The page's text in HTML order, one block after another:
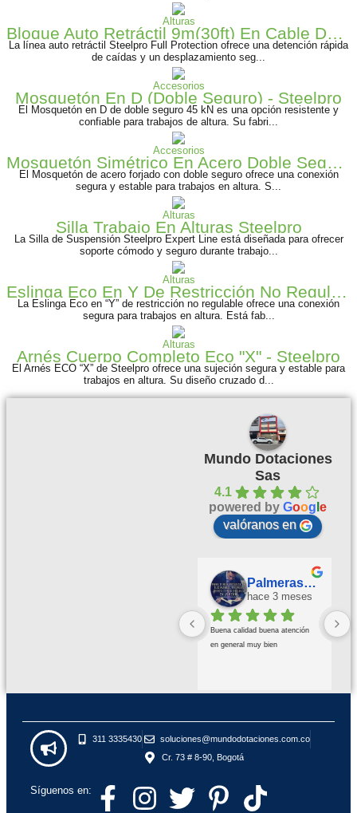
Alturas
Bloque Auto Retráctil 9m(30ft) En Cable De Acero
La línea auto retráctil Steelpro Full Protection ofrece una detención rápida
de caídas y un desplazamiento seg...
Accesorios
Mosquetón En D (Doble Seguro) - Steelpro
El Mosquetón en D de doble seguro 45 kN es una opción resistente y
confiable para trabajos de altura. Su fabri...
Accesorios
Mosquetón Simétrico En Acero Doble Seguro - Steelpro
El Mosquetón de acero forjado con doble seguro ofrece una conexión
segura y estable para trabajos en altura. S...
Alturas
Silla Trabajo En Alturas Steelpro
La Silla de Suspensión Steelpro Expert Line está diseñada para ofrecer
soporte cómodo y seguro durante trabajo...
Alturas
Eslinga Eco En Y De Restricción No Regulable
La Eslinga Eco en “Y” de restricción no regulable ofrece una conexión
segura para trabajos en altura. Está fab...
Alturas
Arnés Cuerpo Completo Eco "X" - Steelpro
El Arnés ECO “X” de Steelpro ofrece una sujeción segura y estable para
trabajos en altura. Su diseño cruzado d...
Mundo Dotaciones
Sas
4.1
powered by Goog e
valóranos en
Palmeras Doradas
hace 3 meses
Buena calidad buena atención
en general muy bien
311 3335430
soluciones@mundodotaciones.com.co
Cr. 73 # 8-90, Bogotá
Síguenos en: